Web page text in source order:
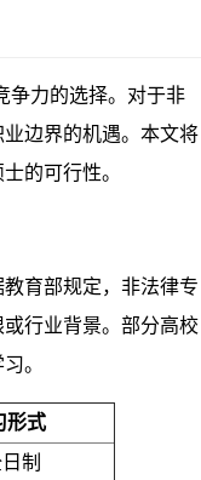
争力的选择。对于非
边界的机遇。本文将
的可行性。
育部规定，非法律专
行业背景。部分高校
。
形式
制